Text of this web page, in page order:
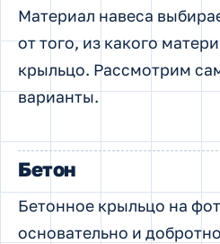
Материал навеса
от того, из какого
крыльцо. Рассмотрим
варианты.
Бетон
Бетонное крыльцо на
основательно и